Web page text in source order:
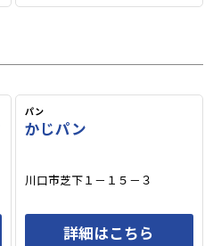
パン
かじパン
川口市芝下１－１５－３
詳細はこちら